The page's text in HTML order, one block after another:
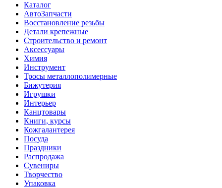
Каталог
АвтоЗапчасти
Восстановление резьбы
Детали крепежные
Строительство и ремонт
Аксессуары
Химия
Инструмент
Тросы металлополимерные
Бижутерия
Игрушки
Интерьер
Канцтовары
Книги, курсы
Кожгалантерея
Посуда
Праздники
Распродажа
Сувениры
Творчество
Упаковка